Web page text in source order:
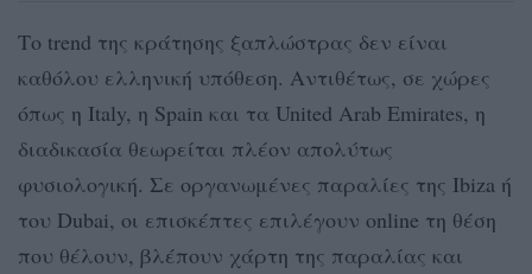
Το trend της κράτησης ξαπλώστρας δεν είναι
καθόλου ελληνική υπόθεση. Αντιθέτως, σε χώρες
όπως η Italy, η Spain και τα United Arab Emirates, η
διαδικασία θεωρείται πλέον απολύτως
φυσιολογική. Σε οργανωμένες παραλίες της Ibiza ή
του Dubai, οι επισκέπτες επιλέγουν online τη θέση
που θέλουν, βλέπουν χάρτη της παραλίας και